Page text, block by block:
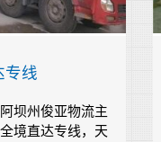
专线
坝州俊亚物流主
境直达专线，天